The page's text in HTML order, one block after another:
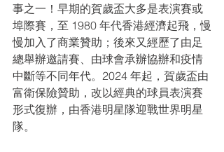
事之一！早期的賀歲盃大多是表演賽或
埠際賽，至 1980 年代香港經濟起飛，慢
慢加入了商業贊助；後來又經歷了由足
總舉辦邀請賽、由球會承辦協辦和疫情
中斷等不同年代。2024 年起，賀歲盃由
富衛保險贊助，改以經典的球員表演賽
形式復辦，由香港明星隊迎戰世界明星
隊。